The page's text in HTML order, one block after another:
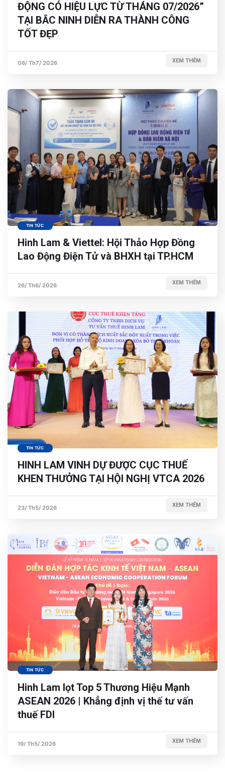
ĐỘNG CÓ HIỆU LỰC TỪ THÁNG 07/2026”
TẠI BẮC NINH DIỄN RA THÀNH CÔNG
TỐT ĐẸP
06/ Th7/ 2026 XEM THÊM
TIN TỨC
Hinh Lam & Viettel: Hội Thảo Hợp Đồng
Lao Động Điện Tử và BHXH tại TP.HCM
26/ Th6/ 2026 XEM THÊM
TIN TỨC
HINH LAM VINH DỰ ĐƯỢC CỤC THUẾ
KHEN THƯỞNG TẠI HỘI NGHỊ VTCA 2026
23/ Th5/ 2026 XEM THÊM
TIN TỨC
Hinh Lam lọt Top 5 Thương Hiệu Mạnh
ASEAN 2026 | Khẳng định vị thế tư vấn
thuế FDI
19/ Th5/ 2026 XEM THÊM